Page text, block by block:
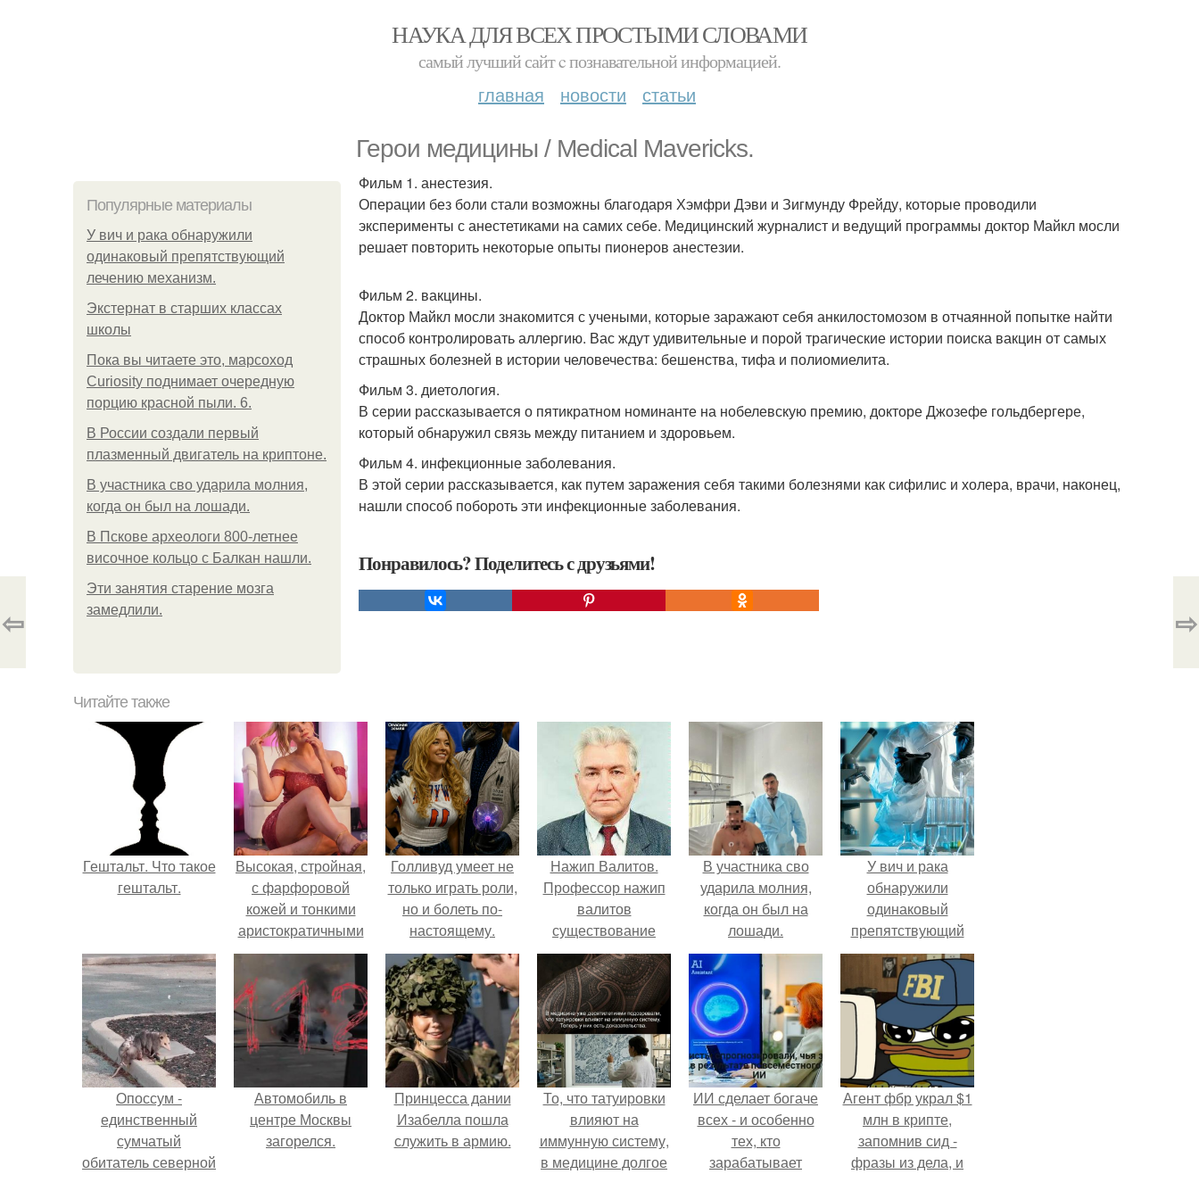
НАУКА ДЛЯ ВСЕХ ПРОСТЫМИ СЛОВАМИ
самый лучший сайт c познавательной информацией.
главная новости статьи
Герои медицины / Medical Mavericks.
Популярные материалы
У вич и рака обнаружили
одинаковый препятствующий
лечению механизм.
Экстернат в старших классах
школы
Пока вы читаете это, марсоход
Curiosity поднимает очередную
порцию красной пыли. 6.
В России создали первый
плазменный двигатель на криптоне.
В участника сво ударила молния,
когда он был на лошади.
В Пскове археологи 800-летнее
височное кольцо с Балкан нашли.
Эти занятия старение мозга
замедлили.
Фильм 1. анестезия.
Операции без боли стали возможны благодаря Хэмфри Дэви и Зигмунду Фрейду, которые проводили
эксперименты с анестетиками на самих себе. Медицинский журналист и ведущий программы доктор Майкл мосли
решает повторить некоторые опыты пионеров анестезии.
Фильм 2. вакцины.
Доктор Майкл мосли знакомится с учеными, которые заражают себя анкилостомозом в отчаянной попытке найти
способ контролировать аллергию. Вас ждут удивительные и порой трагические истории поиска вакцин от самых
страшных болезней в истории человечества: бешенства, тифа и полиомиелита.
Фильм 3. диетология.
В серии рассказывается о пятикратном номинанте на нобелевскую премию, докторе Джозефе гольдбергере,
который обнаружил связь между питанием и здоровьем.
Фильм 4. инфекционные заболевания.
В этой серии рассказывается, как путем заражения себя такими болезнями как сифилис и холера, врачи, наконец,
нашли способ побороть эти инфекционные заболевания.
Понравилось? Поделитесь с друзьями!
⇦ ⇨
Читайте также
Гештальт. Что такое
гештальт.
Высокая, стройная,
с фарфоровой
кожей и тонкими
аристократичными
чертами, эль
выглядит так, будто
сошла с полотна
художника.
Голливуд умеет не
только играть роли,
но и болеть по-
настоящему.
Нажип Валитов.
Профессор нажип
валитов
существование
бога доказал.
В участника сво
ударила молния,
когда он был на
лошади.
У вич и рака
обнаружили
одинаковый
препятствующий
лечению механизм.
Опоссум -
единственный
сумчатый
обитатель северной
Автомобиль в
центре Москвы
загорелся.
Принцесса дании
Изабелла пошла
служить в армию.
То, что татуировки
влияют на
иммунную систему,
в медицине долгое
ИИ сделает богаче
всех - и особенно
тех, кто
зарабатывает
Агент фбр украл $1
млн в крипте,
запомнив сид -
фразы из дела, и